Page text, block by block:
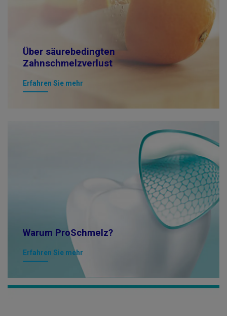
Über säurebedingten
Zahnschmelzverlust
Erfahren Sie mehr
Warum ProSchmelz?
Erfahren Sie mehr